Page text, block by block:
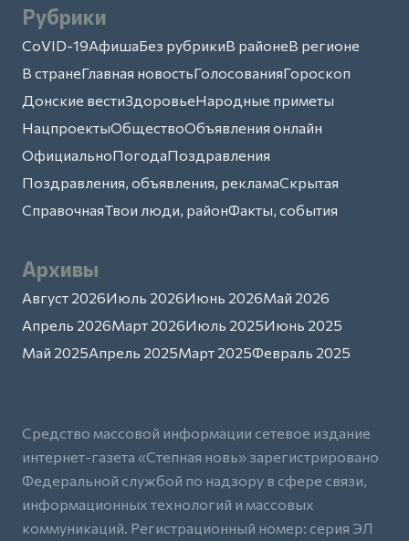
Рубрики
CoVID-19АфишаБез рубрикиВ районеВ регионе
В странеГлавная новостьГолосованияГороскоп
Донские вестиЗдоровьеНародные приметы
НацпроектыОбществоОбъявления онлайн
ОфициальноПогодаПоздравления
Поздравления, объявления, рекламаСкрытая
СправочнаяТвои люди, районФакты, события
Архивы
Август 2026Июль 2026Июнь 2026Май 2026
Апрель 2026Март 2026Июль 2025Июнь 2025
Май 2025Апрель 2025Март 2025Февраль 2025
Средство массовой информации сетевое издание
интернет-газета «Степная новь» зарегистрировано
Федеральной службой по надзору в сфере связи,
информационных технологий и массовых
коммуникаций. Регистрационный номер: серия ЭЛ